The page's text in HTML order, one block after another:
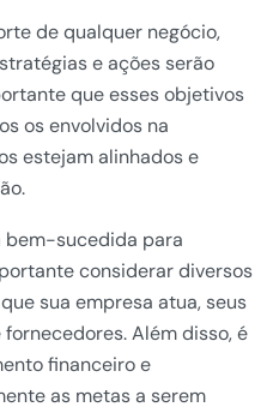
de qualquer negócio,
e ações serão
que esses objetivos
os envolvidos na
estejam alinhados e
bem-sucedida para
considerar diversos
sua empresa atua, seus
Além disso, é
financeiro e
as metas a serem